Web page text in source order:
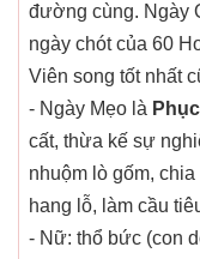
đường cùng. Ngày
ngày chót của 60
Viên song tốt nhất
- Ngày Mẹo là
cất, thừa kế sự
nhuộm lò gốm,
hang lỗ, làm cầu
- Nữ: thổ bức (con